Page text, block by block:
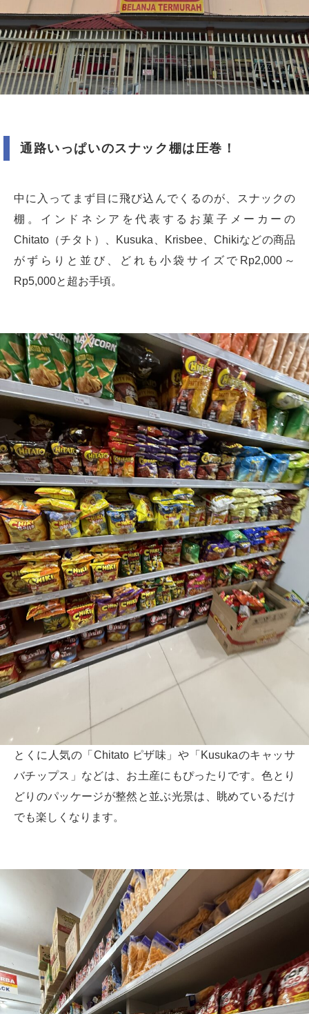
通路いっぱいのスナック棚は圧巻！
中に入ってまず目に飛び込んでくるのが、スナックの
棚。インドネシアを代表するお菓子メーカーの
Chitato（チタト）、Kusuka、Krisbee、Chikiなどの商品
がずらりと並び、どれも小袋サイズでRp2,000～
Rp5,000と超お手頃。
とくに人気の「Chitato ピザ味」や「Kusukaのキャッサ
バチップス」などは、お土産にもぴったりです。色とり
どりのパッケージが整然と並ぶ光景は、眺めているだけ
でも楽しくなります。